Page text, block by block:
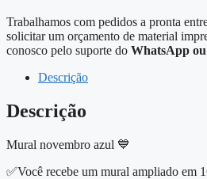
Trabalhamos com pedidos a pronta
solicitar um orçamento de material
conosco pelo suporte do WhatsApp
Descrição
Descrição
Mural novembro azul 💙
✅Você recebe um mural ampliado em